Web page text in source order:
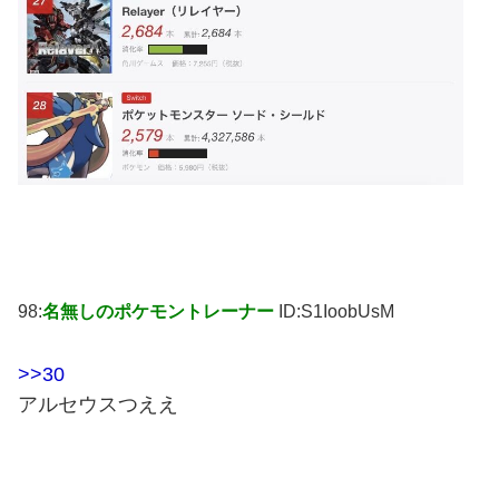
98:名無しのポケモントレーナー ID:S1IoobUsM
>>30
アルセウスつええ